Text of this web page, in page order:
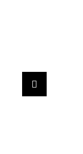
Dieses
Produkt